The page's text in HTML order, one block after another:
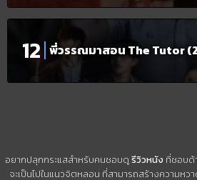
พี่วรรณมาสอน The Tutor
อยากปลุกกระแสสำหรับคนชอบดูรีวิวหนัง ที่ชอบด้
จะเป็นไปในแนวจิตหลอน ที่สามารถสร้างความห